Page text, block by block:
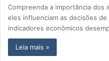
Compreenda a importância dos
eles influenciam as decisões
indicadores econômicos
Leia mais »